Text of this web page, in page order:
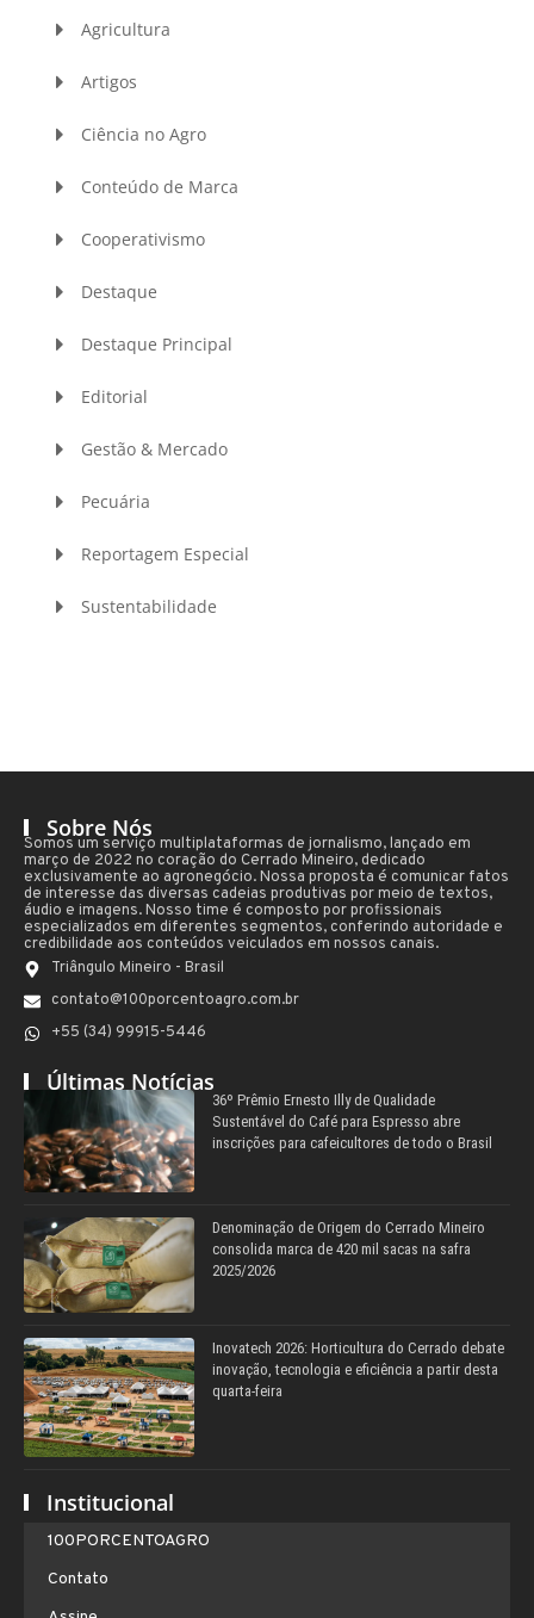
Agricultura
Artigos
Ciência no Agro
Conteúdo de Marca
Cooperativismo
Destaque
Destaque Principal
Editorial
Gestão & Mercado
Pecuária
Reportagem Especial
Sustentabilidade
Sobre Nós
Somos um serviço multiplataformas de jornalismo, lançado em
março de 2022 no coração do Cerrado Mineiro, dedicado
exclusivamente ao agronegócio. Nossa proposta é comunicar fatos
de interesse das diversas cadeias produtivas por meio de textos,
áudio e imagens. Nosso time é composto por profissionais
especializados em diferentes segmentos, conferindo autoridade e
credibilidade aos conteúdos veiculados em nossos canais.
Triângulo Mineiro - Brasil
contato@100porcentoagro.com.br
+55 (34) 99915-5446
Últimas Notícias
36º Prêmio Ernesto Illy de Qualidade
Sustentável do Café para Espresso abre
inscrições para cafeicultores de todo o Brasil
Denominação de Origem do Cerrado Mineiro
consolida marca de 420 mil sacas na safra
2025/2026
Inovatech 2026: Horticultura do Cerrado debate
inovação, tecnologia e eficiência a partir desta
quarta-feira
Institucional
100PORCENTOAGRO
Contato